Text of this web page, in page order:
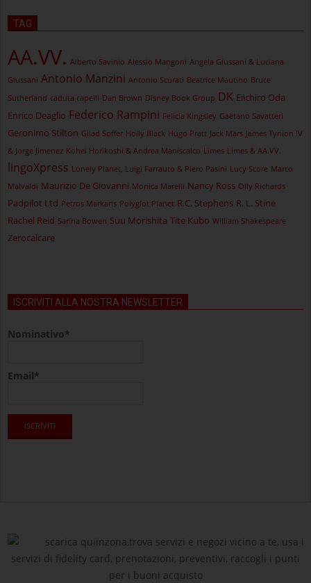
TAG
AA.VV. Alberto Savinio Alessio Mangoni Angela Giussani & Luciana
Giussani Antonio Manzini Antonio Scurati Beatrice Mautino Bruce
Sutherland caduta capelli Dan Brown Disney Book Group DK Eiichiro Oda
Enrico Deaglio Federico Rampini Felicia Kingsley Gaetano Savatteri
Geronimo Stilton Gilad Soffer Holly Black Hugo Pratt Jack Mars James Tynion IV
& Jorge Jimenez Kohei Horikoshi & Andrea Maniscalco Limes Limes & AA.VV.
lingoXpress Lonely Planet, Luigi Farrauto & Piero Pasini Lucy Score Marco
Malvaldi Maurizio De Giovanni Monica Marelli Nancy Ross Olly Richards
Padpilot Ltd Petros Markaris Polyglot Planet R.C. Stephens R. L. Stine
Rachel Reid Sarina Bowen Suu Morishita Tite Kubo William Shakespeare
Zerocalcare
ISCRIVITI ALLA NOSTRA NEWSLETTER
Nominativo*
Email*
scarica quiinzona,trova servizi e negozi vicino a te, usa i
servizi di fidelity card, prenotazioni, preventivi, raccogli i punti
per i buoni acquisto